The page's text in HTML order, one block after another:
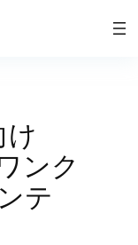
け
ンク
テ